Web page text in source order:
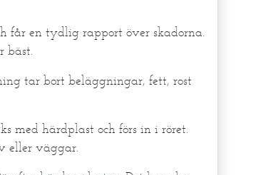
får en tydlig rapport över skadorna.
bäst.
tar bort beläggningar, fett, rost
med härdplast och förs in i röret.
eller väggar.